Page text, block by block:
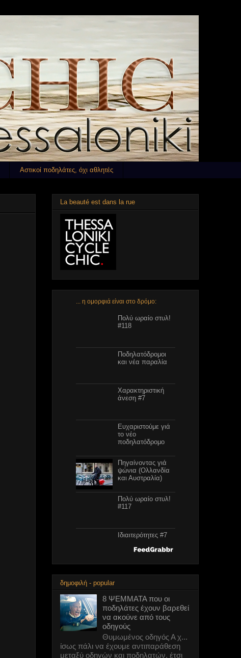
Αστικοί ποδηλάτες, όχι αθλητές
La beauté est dans la rue
... η ομορφιά είναι στο δρόμο:
Πολύ ωραίο στυλ!
#113
Πολύ ωραίο στυλ!
#118
Ποδηλατόδρομοι
και νέα παραλία
Χαρακτηριστική
άνεση #7
Ευχαριστούμε γιά
το νέο
ποδηλατόδρομο
Πηγαίνοντας γιά
ψώνια (Ολλανδία
Πολύ ωραίο στυλ!
Πολύ ωραίο στυλ!
#116
8 ΨΕΜΜΑΤΑ που
οι ποδηλάτες
δημοφιλή - popular
8 ΨΕΜΜΑΤΑ που οι
ποδηλάτες έχουν βαρεθεί
να ακούνε από τους
οδηγούς
Θυμωμένος οδηγός Α χ...
ίσως πάλι να έχουμε αντιπαράθεση
μεταξύ οδηγών και ποδηλατών, έτσι